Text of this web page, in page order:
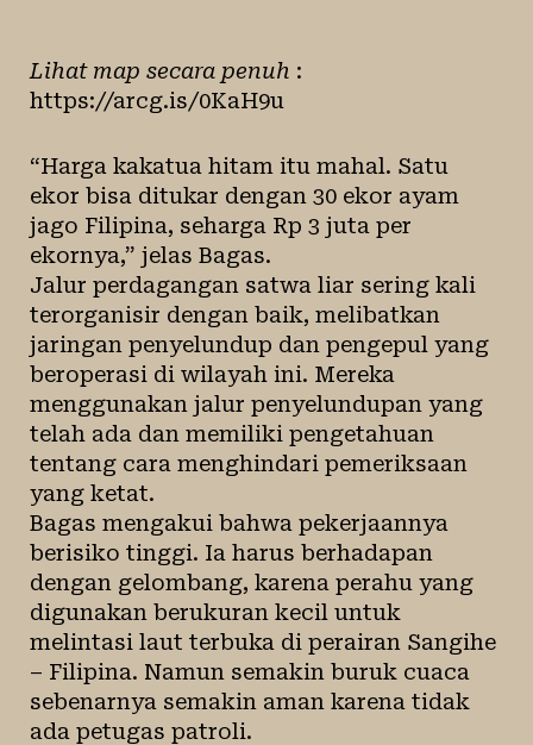
Lihat map secara penuh :
https://arcg.is/0KaH9u
“Harga kakatua hitam itu mahal. Satu
ekor bisa ditukar dengan 30 ekor ayam
jago Filipina, seharga Rp 3 juta per
ekornya,” jelas Bagas.
Jalur perdagangan satwa liar sering kali
terorganisir dengan baik, melibatkan
jaringan penyelundup dan pengepul yang
beroperasi di wilayah ini. Mereka
menggunakan jalur penyelundupan yang
telah ada dan memiliki pengetahuan
tentang cara menghindari pemeriksaan
yang ketat.
Bagas mengakui bahwa pekerjaannya
berisiko tinggi. Ia harus berhadapan
dengan gelombang, karena perahu yang
digunakan berukuran kecil untuk
melintasi laut terbuka di perairan Sangihe
– Filipina. Namun semakin buruk cuaca
sebenarnya semakin aman karena tidak
ada petugas patroli.